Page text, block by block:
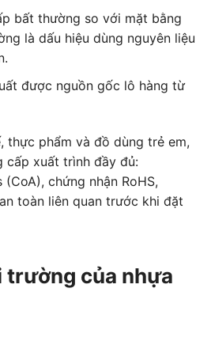
bất thường so với mặt bằng
là dấu hiệu dùng nguyên liệu
được nguồn gốc lô hàng từ
thực phẩm và đồ dùng trẻ em,
cấp xuất trình đầy đủ:
chứng nhận RoHS,
toàn liên quan trước khi đặt
trường của nhựa